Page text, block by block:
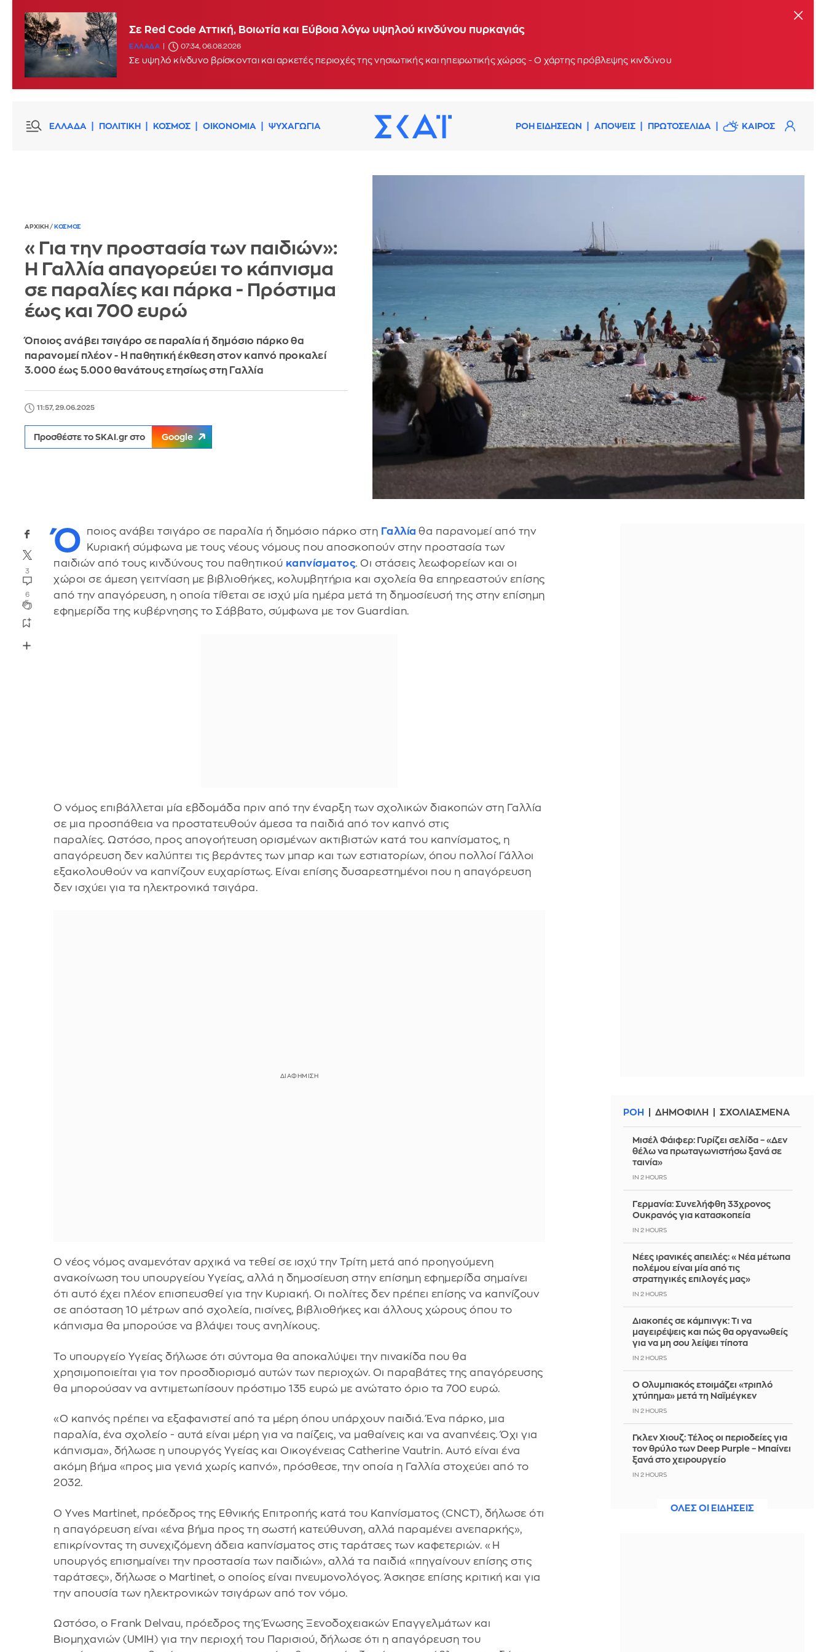
Σε Red Code Αττική, Βοιωτία και Εύβοια λόγω υψηλού κινδύνου πυρκαγιάς
ΕΛΛΑΔΑ 07:34, 06.08.2026
Σε υψηλό κίνδυνο βρίσκονται και αρκετές περιοχές της νησιωτικής και ηπειρωτικής χώρας - Ο χάρτης πρόβλεψης κινδύνου
ΕΛΛΑΔΑ ΠΟΛΙΤΙΚΗ ΚΟΣΜΟΣ ΟΙΚΟΝΟΜΙΑ ΨΥΧΑΓΩΓΙΑ ΡΟΗ ΕΙΔΗΣΕΩΝ ΑΠΟΨΕΙΣ ΠΡΩΤΟΣΕΛΙΔΑ ΚΑΙΡΟΣ
ΑΡΧΙΚΗ / ΚΟΣΜΟΣ
«Για την προστασία των παιδιών»:
Η Γαλλία απαγορεύει το κάπνισμα
σε παραλίες και πάρκα - Πρόστιμα
έως και 700 ευρώ
Όποιος ανάβει τσιγάρο σε παραλία ή δημόσιο πάρκο θα
παρανομεί πλέον - Η παθητική έκθεση στον καπνό προκαλεί
3.000 έως 5.000 θανάτους ετησίως στη Γαλλία
11:57, 29.06.2025
Προσθέστε το SKAI.gr στο Google
3
6
Ό ποιος ανάβει τσιγάρο σε παραλία ή δημόσιο πάρκο στη Γαλλίαθα παρανομεί από την
Κυριακή σύμφωνα με τους νέους νόμους που αποσκοπούν στην προστασία των
παιδιών από τους κινδύνους του παθητικού καπνίσματος. Οι στάσεις λεωφορείων και οι
χώροι σε άμεση γειτνίαση με βιβλιοθήκες, κολυμβητήρια και σχολεία θα επηρεαστούν επίσης
από την απαγόρευση, η οποία τίθεται σε ισχύ μία ημέρα μετά τη δημοσίευσή της στην επίσημη
εφημερίδα της κυβέρνησης το Σάββατο, σύμφωνα με τον Guardian.
Ο νόμος επιβάλλεται μία εβδομάδα πριν από την έναρξη των σχολικών διακοπών στη Γαλλία
σε μια προσπάθεια να προστατευθούν άμεσα τα παιδιά από τον καπνό στις
παραλίες. Ωστόσο, προς απογοήτευση ορισμένων ακτιβιστών κατά του καπνίσματος, η
απαγόρευση δεν καλύπτει τις βεράντες των μπαρ και των εστιατορίων, όπου πολλοί Γάλλοι
εξακολουθούν να καπνίζουν ευχαρίστως. Είναι επίσης δυσαρεστημένοι που η απαγόρευση
δεν ισχύει για τα ηλεκτρονικά τσιγάρα.
Ο νέος νόμος αναμενόταν αρχικά να τεθεί σε ισχύ την Τρίτη μετά από προηγούμενη
ανακοίνωση του υπουργείου Υγείας, αλλά η δημοσίευση στην επίσημη εφημερίδα σημαίνει
ότι αυτό έχει πλέον επισπευσθεί για την Κυριακή. Οι πολίτες δεν πρέπει επίσης να καπνίζουν
σε απόσταση 10 μέτρων από σχολεία, πισίνες, βιβλιοθήκες και άλλους χώρους όπου το
κάπνισμα θα μπορούσε να βλάψει τους ανηλίκους.
Το υπουργείο Υγείας δήλωσε ότι σύντομα θα αποκαλύψει την πινακίδα που θα
χρησιμοποιείται για τον προσδιορισμό αυτών των περιοχών. Οι παραβάτες της απαγόρευσης
θα μπορούσαν να αντιμετωπίσουν πρόστιμο 135 ευρώ με ανώτατο όριο τα 700 ευρώ.
«Ο καπνός πρέπει να εξαφανιστεί από τα μέρη όπου υπάρχουν παιδιά. Ένα πάρκο, μια
παραλία, ένα σχολείο - αυτά είναι μέρη για να παίζεις, να μαθαίνεις και να αναπνέεις. Όχι για
κάπνισμα», δήλωσε η υπουργός Υγείας και Οικογένειας Catherine Vautrin. Αυτό είναι ένα
ακόμη βήμα «προς μια γενιά χωρίς καπνό», πρόσθεσε, την οποία η Γαλλία στοχεύει από το
2032.
Ο Yves Martinet, πρόεδρος της Εθνικής Επιτροπής κατά του Καπνίσματος (CNCT), δήλωσε ότι
η απαγόρευση είναι «ένα βήμα προς τη σωστή κατεύθυνση, αλλά παραμένει ανεπαρκής»,
επικρίνοντας τη συνεχιζόμενη άδεια καπνίσματος στις ταράτσες των καφετεριών. «Η
υπουργός επισημαίνει την προστασία των παιδιών», αλλά τα παιδιά «πηγαίνουν επίσης στις
ταράτσες», δήλωσε ο Martinet, ο οποίος είναι πνευμονολόγος. Άσκησε επίσης κριτική και για
την απουσία των ηλεκτρονικών τσιγάρων από τον νόμο.
Ωστόσο, ο Frank Delvau, πρόεδρος της Ένωσης Ξενοδοχειακών Επαγγελμάτων και
Βιομηχανιών (UMIH) για την περιοχή του Παρισιού, δήλωσε ότι η απαγόρευση του
ΡΟΗ ΔΗΜΟΦΙΛΗ ΣΧΟΛΙΑΣΜΕΝΑ
Μισέλ Φάιφερ: Γυρίζει σελίδα – «Δεν
θέλω να πρωταγωνιστήσω ξανά σε
ταινία»
IN 2 HOURS
Γερμανία: Συνελήφθη 33χρονος
Ουκρανός για κατασκοπεία
IN 2 HOURS
Νέες ιρανικές απειλές: «Νέα μέτωπα
πολέμου είναι μία από τις
στρατηγικές επιλογές μας»
IN 2 HOURS
Διακοπές σε κάμπινγκ: Τι να
μαγειρέψεις και πώς θα οργανωθείς
για να μη σου λείψει τίποτα
IN 2 HOURS
Ο Ολυμπιακός ετοιμάζει «τριπλό
χτύπημα» μετά τη Ναϊμέγκεν
IN 2 HOURS
Γκλεν Χιουζ: Τέλος οι περιοδείες για
τον θρύλο των Deep Purple – Μπαίνει
ξανά στο χειρουργείο
IN 2 HOURS
απελευθερώθηκαν σε επιχείρηση-
ΟΛΕΣ ΟΙ ΕΙΔΗΣΕΙΣ